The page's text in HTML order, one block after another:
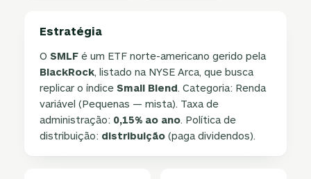
Estratégia
OSMLF é um ETF norte-americano gerido pela
BlackRock, listado na NYSE Arca, que busca
replicar o índiceSmall Blend. Categoria: Renda
variável (Pequenas — mista). Taxa de
administração: 0,15% ao ano. Política de
distribuição: distribuição (paga dividendos).